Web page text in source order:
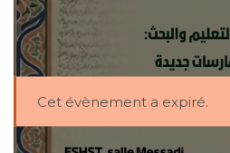
Cet évènement a expiré.